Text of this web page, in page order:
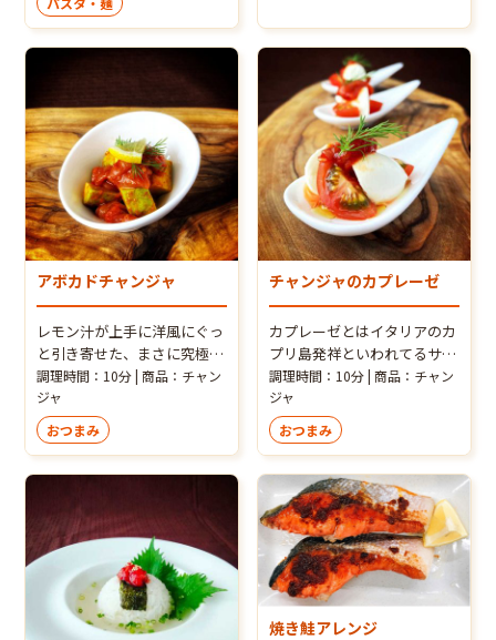
です！
アボカドチャンジャ
レモン汁が上手に洋風にぐっ
と引き寄せた、まさに究極の
かんたん前菜に様変わりしま
す。パーティーの前菜などの
フィンガーフードに大変
身！！！ぜひこのアレンジを
のため、こちらはご自宅です
ぐにお召し上がりになる向け
のレシピです。常温保存や長
期保存などは衛生上お控えく
ださい。
調理時間：10分 | 商品：チャン
ジャ
おつまみ
チャンジャのカプレーゼ
カプレーゼとはイタリアのカ
プリ島発祥といわれてるサラ
ダ（※諸説あります）です
が、そこにあえてチャンジャ
も仲間に入れてみました！チ
ャンジャの旨味がアンチョビ
ルにも相性バッチリの新発見
レシピです。 ※チャンジャは
冷蔵商品のため、こちらはご
自宅ですぐにお召し上がりに
なる向けのレシピです。常温
保存や長期保存などは衛生上
お控えください。
調理時間：10分 | 商品：チャン
ジャ
おつまみ
焼き鮭アレンジ